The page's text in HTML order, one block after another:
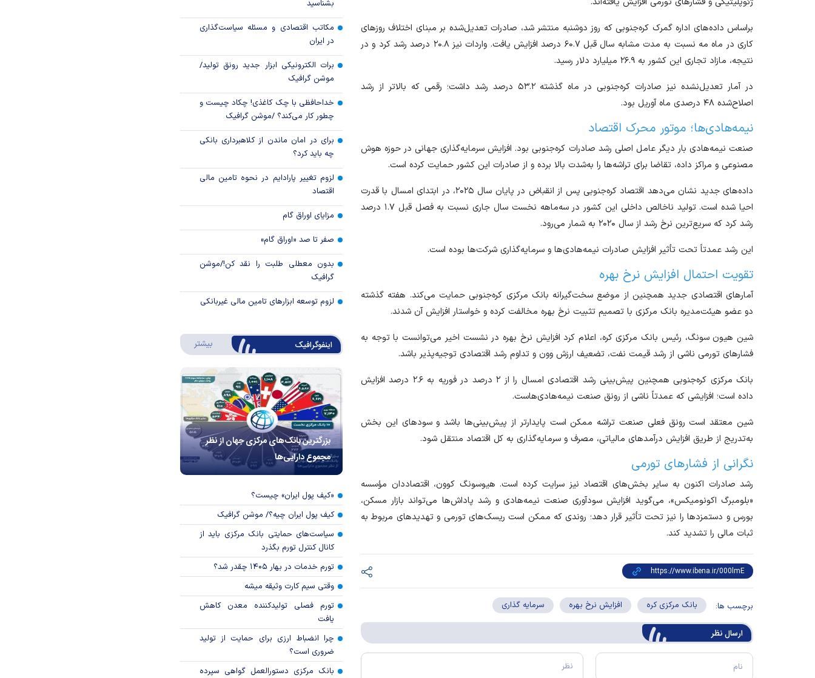
براساس داده‌های اداره گمرک کره‌جنوبی که روز دوشنبه منتشر شد، صادرات تعدیل‌شده بر مبنای اختلاف روز‌های
کاری در ماه مه نسبت به مدت مشابه سال قبل ۶۰.۷ درصد افزایش یافت. واردات نیز ۲۰.۸ درصد رشد کرد و در
نتیجه، مازاد تجاری این کشور به ۲۶.۹ میلیارد دلار رسید.
در آمار تعدیل‌نشده نیز صادرات کره‌جنوبی در ماه گذشته ۵۳.۲ درصد رشد داشت؛ رقمی که بالاتر از رشد
اصلاح‌شده ۴۸ درصدی ماه آوریل بود.
نیمه‌هادی‌ها؛ موتور محرک اقتصاد
صنعت نیمه‌هادی بار دیگر عامل اصلی رشد صادرات کره‌جنوبی بود. افزایش سرمایه‌گذاری جهانی در حوزه هوش
مصنوعی و مراکز داده، تقاضا برای تراشه‌ها را به‌شدت بالا برده و از صادرات این کشور حمایت کرده است.
داده‌های جدید نشان می‌دهد اقتصاد کره‌جنوبی پس از انقباض در پایان سال ۲۰۲۵، در ابتدای امسال با قدرت
احیا شده است. تولید ناخالص داخلی این کشور در سه‌ماهه نخست سال جاری نسبت به فصل قبل ۱.۷ درصد
رشد کرد که سریع‌ترین نرخ رشد از سال ۲۰۲۰ به شمار می‌رود.
این رشد عمدتاً تحت تأثیر افزایش صادرات نیمه‌هادی‌ها و سرمایه‌گذاری شرکت‌ها بوده است.
تقویت احتمال افزایش نرخ بهره
آمار‌های اقتصادی جدید همچنین از موضع سخت‌گیرانه بانک مرکزی کره‌جنوبی حمایت می‌کند. هفته گذشته
دو عضو هیئت‌مدیره بانک مرکزی با تصمیم تثبیت نرخ بهره مخالفت کرده و خواستار افزایش آن شدند.
شین هیون سونگ، رئیس بانک مرکزی کره، اعلام کرد افزایش نرخ بهره در نشست اخیر می‌توانست با توجه به
فشار‌های تورمی ناشی از رشد قیمت نفت، تضعیف ارزش وون و تداوم رشد اقتصادی توجیه‌پذیر باشد.
بانک مرکزی کره‌جنوبی همچنین پیش‌بینی رشد اقتصادی امسال را از ۲ درصد در فوریه به ۲.۶ درصد افزایش
داده است؛ افزایشی که عمدتاً ناشی از رونق صنعت نیمه‌هادی‌هاست.
شین معتقد است رونق فعلی صنعت تراشه ممکن است پایدارتر از پیش‌بینی‌ها باشد و سود‌های این بخش
به‌تدریج از طریق افزایش درآمد‌های مالیاتی، مصرف و سرمایه‌گذاری به کل اقتصاد منتقل شود.
نگرانی از فشار‌های تورمی
رشد صادرات اکنون به سایر بخش‌های اقتصاد نیز سرایت کرده است. هیو‌سونگ کوون، اقتصاددان مؤسسه
«بلومبرگ اکونومیکس»، می‌گوید افزایش سودآوری صنعت نیمه‌هادی و رشد پاداش‌ها می‌تواند بازار مسکن،
بورس و دستمزد‌ها را نیز تحت تأثیر قرار دهد؛ روندی که ممکن است ریسک‌های تورمی و تهدید‌های مربوط به
ثبات مالی را تشدید کند.
برچسب ها: بانک مرکزی کره افزایش نرخ بهره سرمایه گذاری
ارسال‌ نظر
رکود تورمی اقتصاد جهانی با شوک نفتی
ناشی از جنگ ایران
بشناسید
مکاتب اقتصادی و مسئله سیاست‌گذاری
در ایران
برات الکترونیکی ابزار جدید رونق تولید/
موشن گرافیک
خداحافظی با چک کاغذی! چکاد چیست و
چطور کار می‌کند؟ /موشن گرافیک
برای در امان ماندن از کلاهبرداری بانکی
چه باید کرد؟
لزوم تغییر پارادایم در نحوه تامین مالی
اقتصاد
مزایای اوراق گام
صفر تا صد «اوراق گام»
بدون معطلی طلبت را نقد کن!/موشن
گرافیک
لزوم توسعه ابزارهای تامین مالی غیربانکی
اینفوگرافیک بیشتر درباره اینفوگرافیک
بزرگترین بانک‌های مرکزی جهان از نظر
مجموع دارایی‌ها
«کیف پول ایران» چیست؟
کیف پول ایران چیه؟/ موشن گرافیک
سیاست‌های حمایتی بانک مرکزی باید از
کانال کنترل تورم بگذرد
تورم خدمات در بهار ۱۴۰۵ چقدر شد؟
وقتی سیم کارت وثیقه میشه
تورم فصلی تولیدکننده معدن کاهش
یافت
چرا انضباط ارزی برای حمایت از تولید
ضروری است؟
بانک مرکزی دستورالعمل گواهی سپرده